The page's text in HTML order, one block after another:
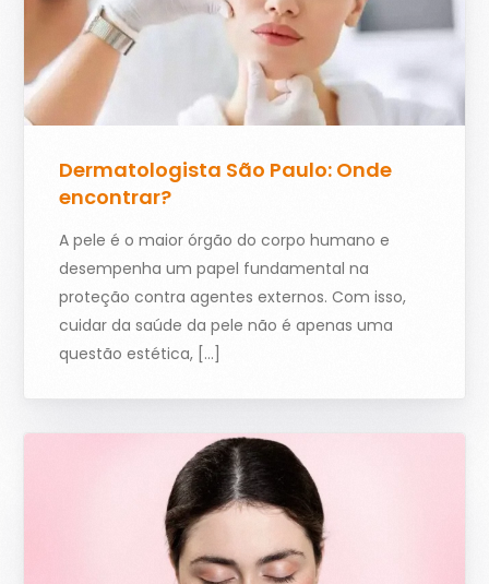
Dermatologista São Paulo: Onde
encontrar?
A pele é o maior órgão do corpo humano e
desempenha um papel fundamental na
proteção contra agentes externos. Com isso,
cuidar da saúde da pele não é apenas uma
questão estética, […]